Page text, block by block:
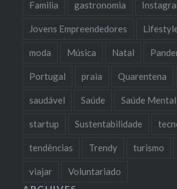
Familia gastronomia
Jovens Empreendedores
moda Música Natal
Portugal praia Quarentena
saudável Saúde Saúde Mental
startup Sustentabilidade
tendências Trendy turismo
viajar Voluntariado